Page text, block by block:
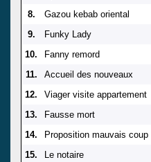
8.
Gazou kebab oriental
9.
Funky Lady
10.
Fanny remord
11.
Accueil des nouveaux
12.
Viager visite appartement
13.
Fausse mort
14.
Proposition mauvais coup
15.
Le notaire